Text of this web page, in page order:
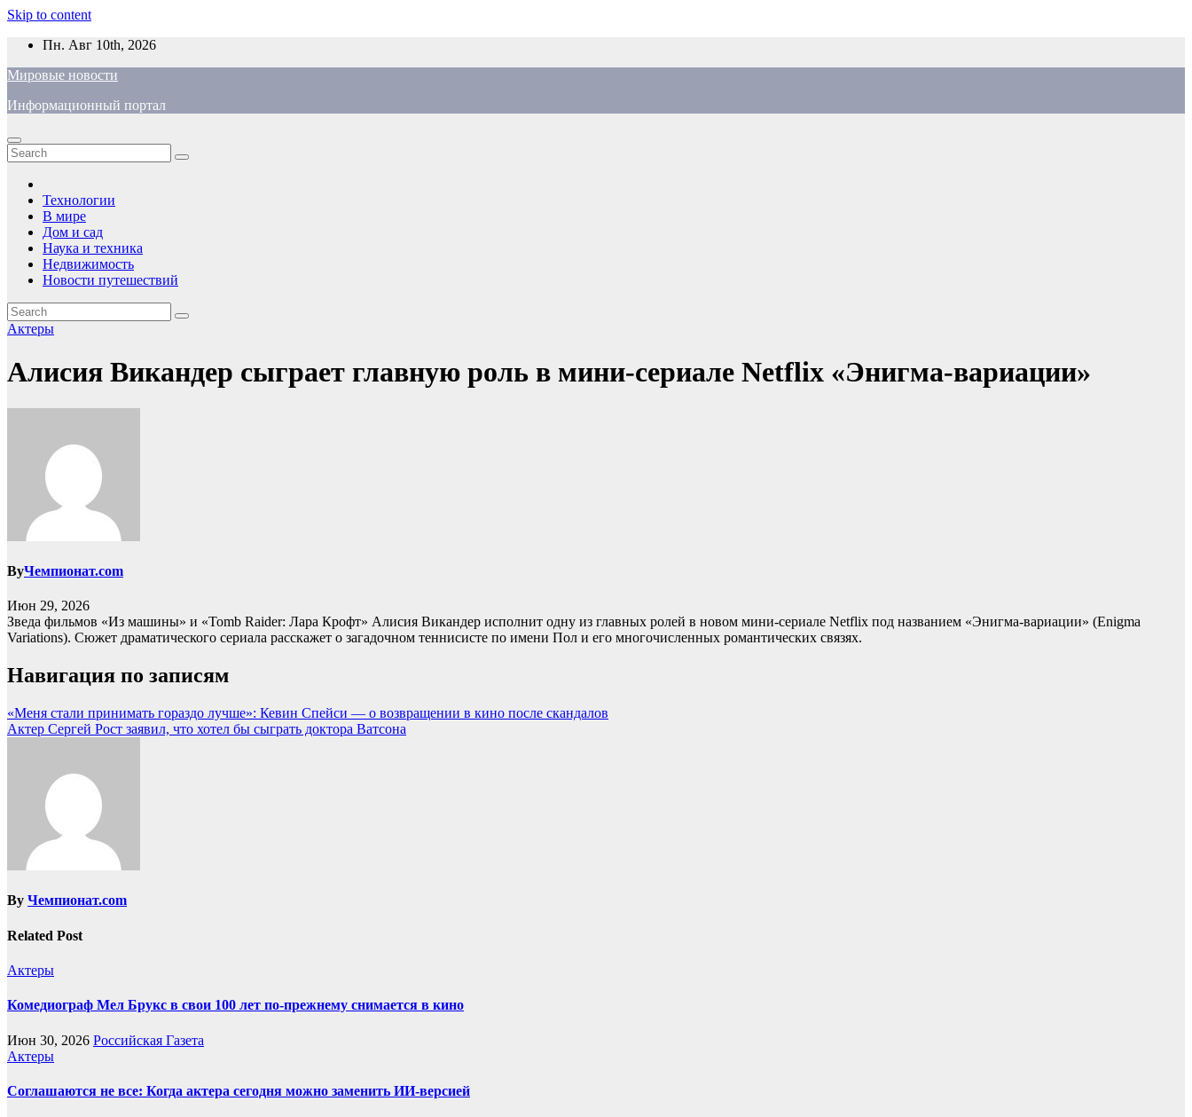
Skip to content
Пн. Авг 10th, 2026
Мировые новости
Информационный портал
Технологии
В мире
Дом и сад
Наука и техника
Недвижимость
Новости путешествий
Актеры
Алисия Викандер сыграет главную роль в мини-сериале Netflix «Энигма-вариации»
ByЧемпионат.com
Июн 29, 2026
Зведа фильмов «Из машины» и «Tomb Raider: Лара Крофт» Алисия Викандер исполнит одну из главных ролей в новом мини-сериале Netflix под названием «Энигма-вариации» (Enigma
Variations). Сюжет драматического сериала расскажет о загадочном теннисисте по имени Пол и его многочисленных романтических связях.
Навигация по записям
«Меня стали принимать гораздо лучше»: Кевин Спейси — о возвращении в кино после скандалов
Актер Сергей Рост заявил, что хотел бы сыграть доктора Ватсона
By Чемпионат.com
Related Post
Актеры
Комедиограф Мел Брукс в свои 100 лет по-прежнему снимается в кино
Июн 30, 2026 Российская Газета
Актеры
Соглашаются не все: Когда актера сегодня можно заменить ИИ-версией